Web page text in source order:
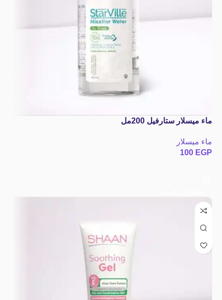
ماء ميسلار ستارفيل 200مل
ماء ميسلار
100 EGP